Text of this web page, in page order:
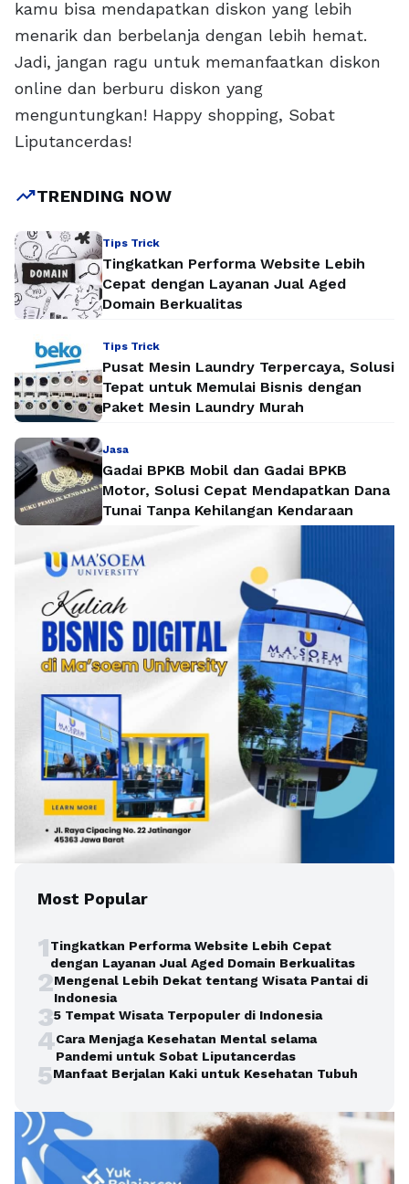
kamu bisa mendapatkan diskon yang lebih
menarik dan berbelanja dengan lebih hemat.
Jadi, jangan ragu untuk memanfaatkan diskon
online dan berburu diskon yang
menguntungkan! Happy shopping, Sobat
Liputancerdas!
trending_upTRENDING NOW
Tips Trick
Tingkatkan Performa Website Lebih
Cepat dengan Layanan Jual Aged
Domain Berkualitas
Tips Trick
Pusat Mesin Laundry Terpercaya, Solusi
Tepat untuk Memulai Bisnis dengan
Paket Mesin Laundry Murah
Jasa
Gadai BPKB Mobil dan Gadai BPKB
Motor, Solusi Cepat Mendapatkan Dana
Tunai Tanpa Kehilangan Kendaraan
Most Popular
1Tingkatkan Performa Website Lebih Cepat
dengan Layanan Jual Aged Domain Berkualitas
2Mengenal Lebih Dekat tentang Wisata Pantai di
Indonesia
35 Tempat Wisata Terpopuler di Indonesia
4Cara Menjaga Kesehatan Mental selama
Pandemi untuk Sobat Liputancerdas
5Manfaat Berjalan Kaki untuk Kesehatan Tubuh